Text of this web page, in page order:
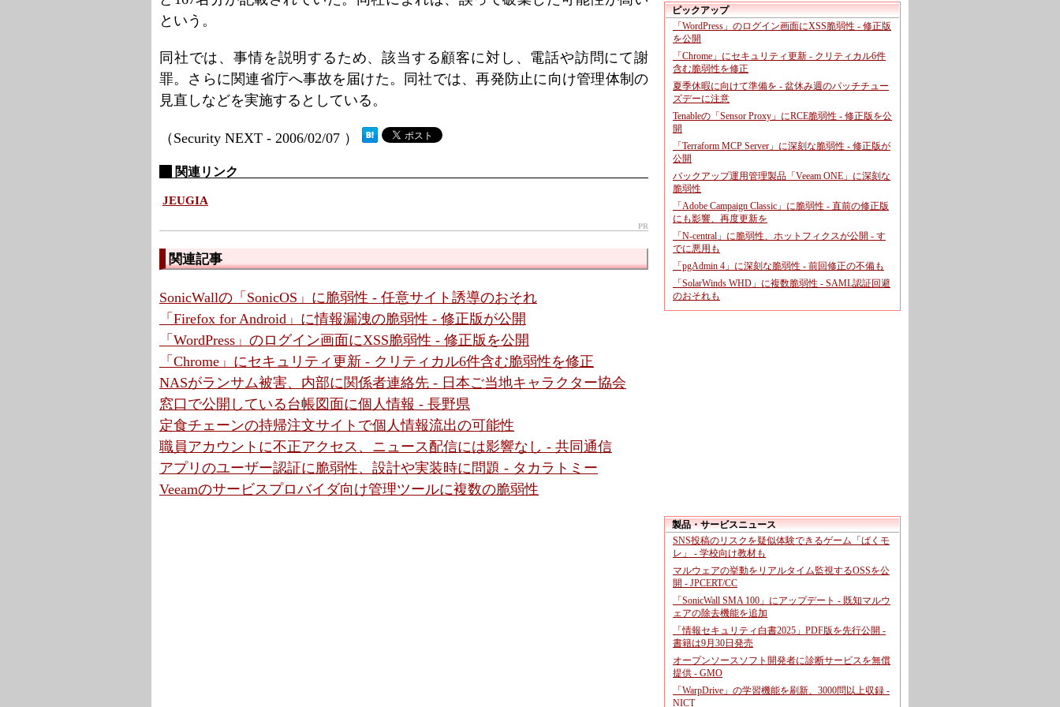
という。
同社では、事情を説明するため、該当する顧客に対し、電話や訪問にて謝
罪。さらに関連省庁へ事故を届けた。同社では、再発防止に向け管理体制の
見直しなどを実施するとしている。
（Security NEXT - 2006/02/07 ）
関連リンク
JEUGIA
PR
関連記事
SonicWallの「SonicOS」に脆弱性 - 任意サイト誘導のおそれ
「Firefox for Android」に情報漏洩の脆弱性 - 修正版が公開
「WordPress」のログイン画面にXSS脆弱性 - 修正版を公開
「Chrome」にセキュリティ更新 - クリティカル6件含む脆弱性を修正
NASがランサム被害、内部に関係者連絡先 - 日本ご当地キャラクター協会
窓口で公開している台帳図面に個人情報 - 長野県
定食チェーンの持帰注文サイトで個人情報流出の可能性
職員アカウントに不正アクセス、ニュース配信には影響なし - 共同通信
アプリのユーザー認証に脆弱性、設計や実装時に問題 - タカラトミー
Veeamのサービスプロバイダ向け管理ツールに複数の脆弱性
ピックアップ
「WordPress」のログイン画面にXSS脆弱性 - 修正版
を公開
「Chrome」にセキュリティ更新 - クリティカル6件
含む脆弱性を修正
夏季休暇に向けて準備を - 盆休み週のパッチチュー
ズデーに注意
Tenableの「Sensor Proxy」にRCE脆弱性 - 修正版を公
開
「Terraform MCP Server」に深刻な脆弱性 - 修正版が
公開
バックアップ運用管理製品「Veeam ONE」に深刻な
脆弱性
「Adobe Campaign Classic」に脆弱性 - 直前の修正版
にも影響、再度更新を
「N-central」に脆弱性、ホットフィクスが公開 - す
でに悪用も
「pgAdmin 4」に深刻な脆弱性 - 前回修正の不備も
「SolarWinds WHD」に複数脆弱性 - SAML認証回避
のおそれも
製品・サービスニュース
SNS投稿のリスクを疑似体験できるゲーム「ばくモ
レ」 - 学校向け教材も
マルウェアの挙動をリアルタイム監視するOSSを公
開 - JPCERT/CC
「SonicWall SMA 100」にアップデート - 既知マルウ
ェアの除去機能を追加
「情報セキュリティ白書2025」PDF版を先行公開 -
書籍は9月30日発売
オープンソースソフト開発者に診断サービスを無償
提供 - GMO
「WarpDrive」の学習機能を刷新、3000問以上収録 -
NICT